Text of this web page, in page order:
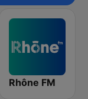
Rhône FM